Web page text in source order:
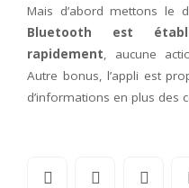
Mais d’abord mettons le
Bluetooth est
rapidement, aucune
Autre bonus, l’appli est
d’informations en plus des